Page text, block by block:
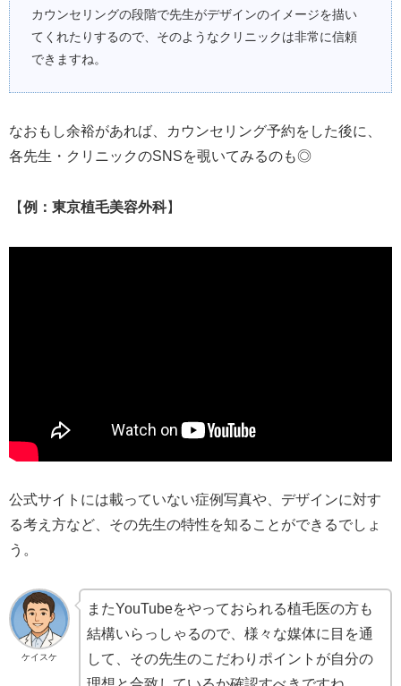
カウンセリングの段階で先生がデザインのイメージを描い
てくれたりするので、そのようなクリニックは非常に信頼
できますね。
なおもし余裕があれば、カウンセリング予約をした後に、
各先生・クリニックのSNSを覗いてみるのも◎
【例：東京植毛美容外科】
公式サイトには載っていない症例写真や、デザインに対す
る考え方など、その先生の特性を知ることができるでしょ
う。
ケイスケ
またYouTubeをやっておられる植毛医の方も
結構いらっしゃるので、様々な媒体に目を通
して、その先生のこだわりポイントが自分の